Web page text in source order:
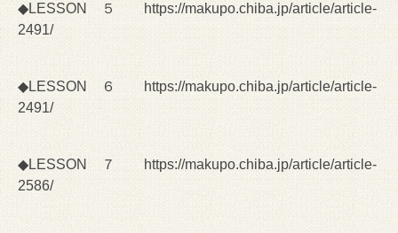
◆LESSON ５
https://makupo.chiba.jp/article/article-
2491/
◆LESSON ６
https://makupo.chiba.jp/article/article-
2491/
◆LESSON ７
https://makupo.chiba.jp/article/article-
2586/